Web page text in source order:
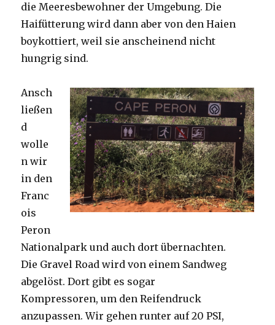
die Meeresbewohner der Umgebung. Die
Haifütterung wird dann aber von den Haien
boykottiert, weil sie anscheinend nicht
hungrig sind.
Ansch
ließen
d
wolle
n wir
in den
Franc
ois
Peron
Nationalpark und auch dort übernachten.
Die Gravel Road wird von einem Sandweg
abgelöst. Dort gibt es sogar
Kompressoren, um den Reifendruck
anzupassen. Wir gehen runter auf 20 PSI,